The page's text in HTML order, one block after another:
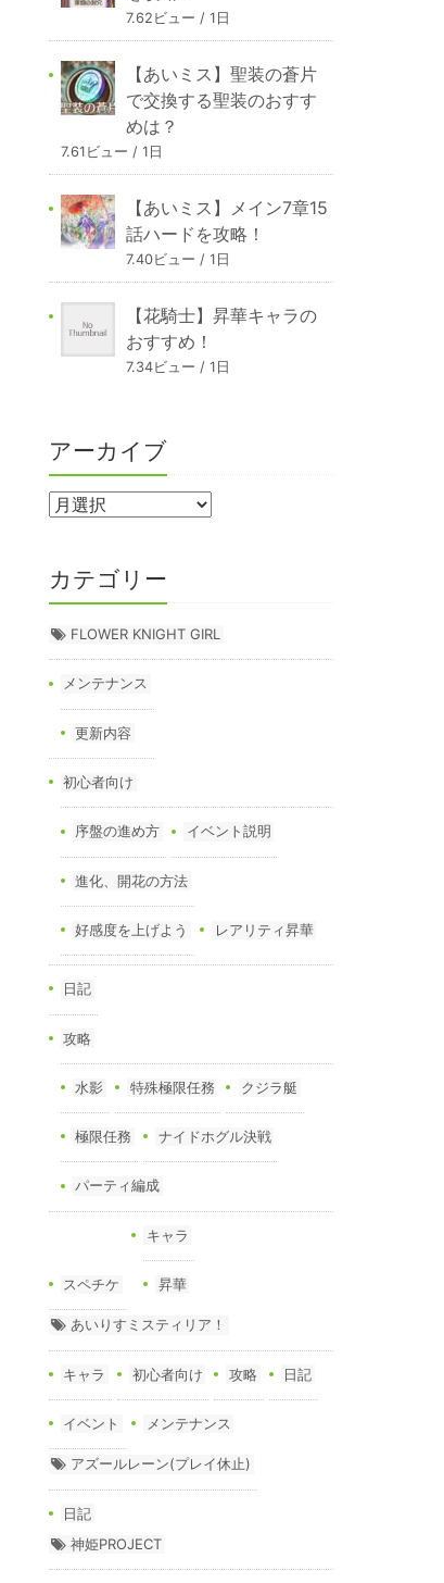
7.62ビュー / 1日
【あいミス】聖装の蒼片
で交換する聖装のおすす
めは？
7.61ビュー / 1日
【あいミス】メイン7章15
話ハードを攻略！
7.40ビュー / 1日
【花騎士】昇華キャラの
おすすめ！
7.34ビュー / 1日
アーカイブ
カテゴリー
FLOWER KNIGHT GIRL
メンテナンス
更新内容
初心者向け
序盤の進め方 イベント説明
進化、開花の方法
好感度を上げよう レアリティ昇華
日記
攻略
水影 特殊極限任務 クジラ艇
極限任務 ナイドホグル決戦
パーティ編成
スペチケ
キャラ
昇華
あいりすミスティリア！
キャラ 初心者向け 攻略 日記
イベント メンテナンス
アズールレーン(プレイ休止)
日記
神姫PROJECT